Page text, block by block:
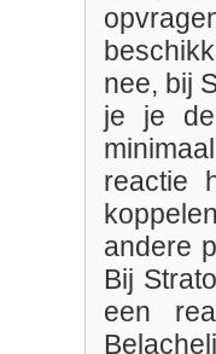
nee, bij
je je
reactie
andere
Bij
een